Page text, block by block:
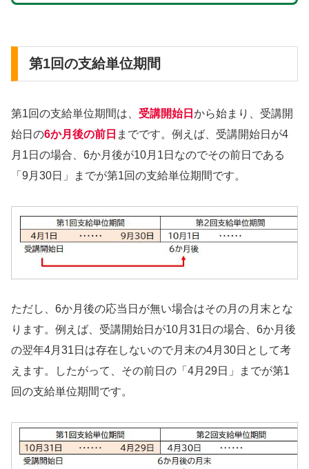
第1回の支給単位期間
第1回の支給単位期間は、 受講開始日 から始まり、受講開
始日の6か月後の前日 までです。例えば、受講開始日が4
月1日の場合、6か月後が10月1日なのでその前日である
「9月30日」までが第1回の支給単位期間です。
ただし、6か月後の応当日が無い場合はその月の月末とな
ります。例えば、受講開始日が10月31日の場合、6か月後
の翌年4月31日は存在しないので月末の4月30日として考
えます。したがって、その前日の「4月29日」までが第1
回の支給単位期間です。